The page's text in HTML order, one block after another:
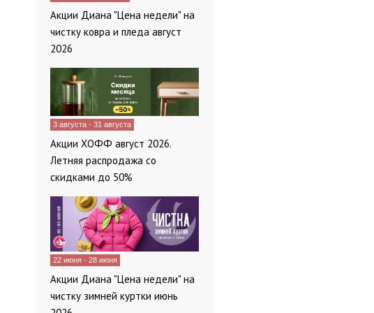
Акции Диана "Цена недели" на
чистку ковра и пледа август
2026
3 августа - 31 августа
Акции ХОФФ август 2026.
Летняя распродажа со
скидками до 50%
22 июня - 28 июня
Акции Диана "Цена недели" на
чистку зимней куртки июнь